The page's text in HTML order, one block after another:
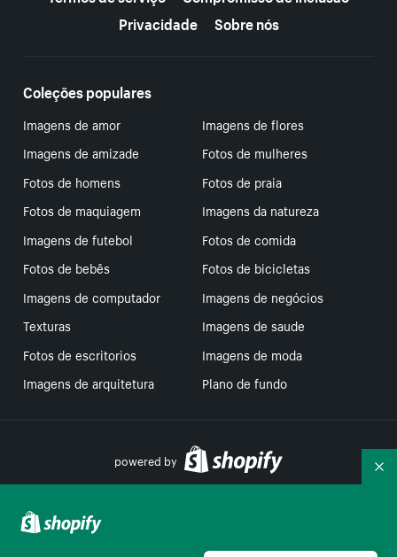
Privacidade
Sobre nós
Coleções populares
Imagens de amor
Imagens de flores
Imagens de amizade
Fotos de mulheres
Fotos de homens
Fotos de praia
Fotos de maquiagem
Imagens da natureza
Imagens de futebol
Fotos de comida
Fotos de bebês
Fotos de bicicletas
Imagens de computador
Imagens de negócios
Texturas
Imagens de saude
Fotos de escritorios
Imagens de moda
Imagens de arquitetura
Plano de fundo
powered by
Suas escolhas de privacidade